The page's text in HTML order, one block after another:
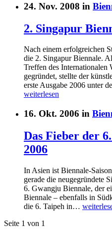
24. Nov. 2008 in
2. Singapur
Nach einem erfolgreichen
die 2. Singapur Biennale.
Treffen des Internationalen
gegründet, stellte der
erste Ausgabe 2006 unter
weiterlesen
16. Okt. 2006 in
Das Fieber der
2006
In Asien ist Biennale-
gerade die neugegründete
6. Gwangju Biennale, der
Biennale – ebenfalls in
die 6. Taipeh in…
Seite 1 von 1